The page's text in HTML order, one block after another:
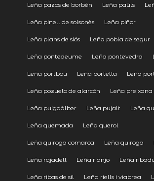
Leña pazos de borbén Leña paüls
Leña pinell de solsonès Leña piñor
Leña plans de siós Leña pobla de segur
Leña pontedeume Leña pontevedra
Leña portbou Leña portella Leña
Leña pozuelo de alarcón Leña preixana
Leña puigdàlber Leña pujalt Leña
Leña quemada Leña querol
Leña quiroga comarca Leña quiroga
Leña rajadell Leña rianjo Leña
Leña ribas de sil Leña riells i viabrea